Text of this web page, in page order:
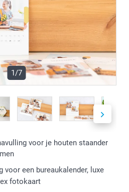
1/7
voor je houten staander
voor een bureaukalender, luxe
fotokaart